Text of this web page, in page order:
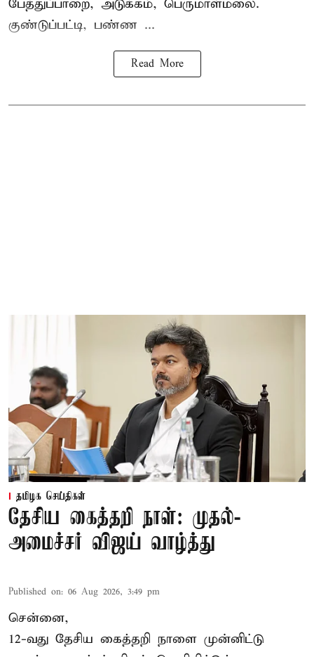
பேத்துப்பாறை, அடுக்கம், பெருமாள்மலை.
குண்டுப்பட்டி, பண்ண ...
Read More
தமிழக செய்திகள்
தேசிய கைத்தறி நாள்: முதல்-
அமைச்சர் விஜய் வாழ்த்து
Published on: 06 Aug 2026, 3:49 pm
சென்னை,
12-வது தேசிய கைத்தறி நாளை முன்னிட்டு